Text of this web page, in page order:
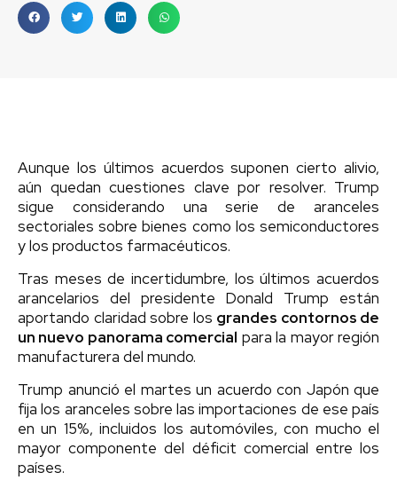
Aunque los últimos acuerdos suponen cierto alivio,
aún quedan cuestiones clave por resolver. Trump
sigue considerando una serie de aranceles
sectoriales sobre bienes como los semiconductores
y los productos farmacéuticos.
Tras meses de incertidumbre, los últimos acuerdos
arancelarios del presidente Donald Trump están
aportando claridad sobre los grandes contornos de
un nuevo panorama comercial para la mayor región
manufacturera del mundo.
Trump anunció el martes un acuerdo con Japón que
fija los aranceles sobre las importaciones de ese país
en un 15%, incluidos los automóviles, con mucho el
mayor componente del déficit comercial entre los
países.